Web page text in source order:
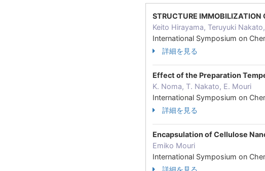
STRUCTURE IMMOBILIZATION
Keito Hirayama, Teruyuki
International Symposium on
詳細を見る
Effect of the Preparation
K. Noma, T. Nakato, E. Mouri
International Symposium on
詳細を見る
Encapsulation of Cellulose
Emiko Mouri
International Symposium on
詳細を見る